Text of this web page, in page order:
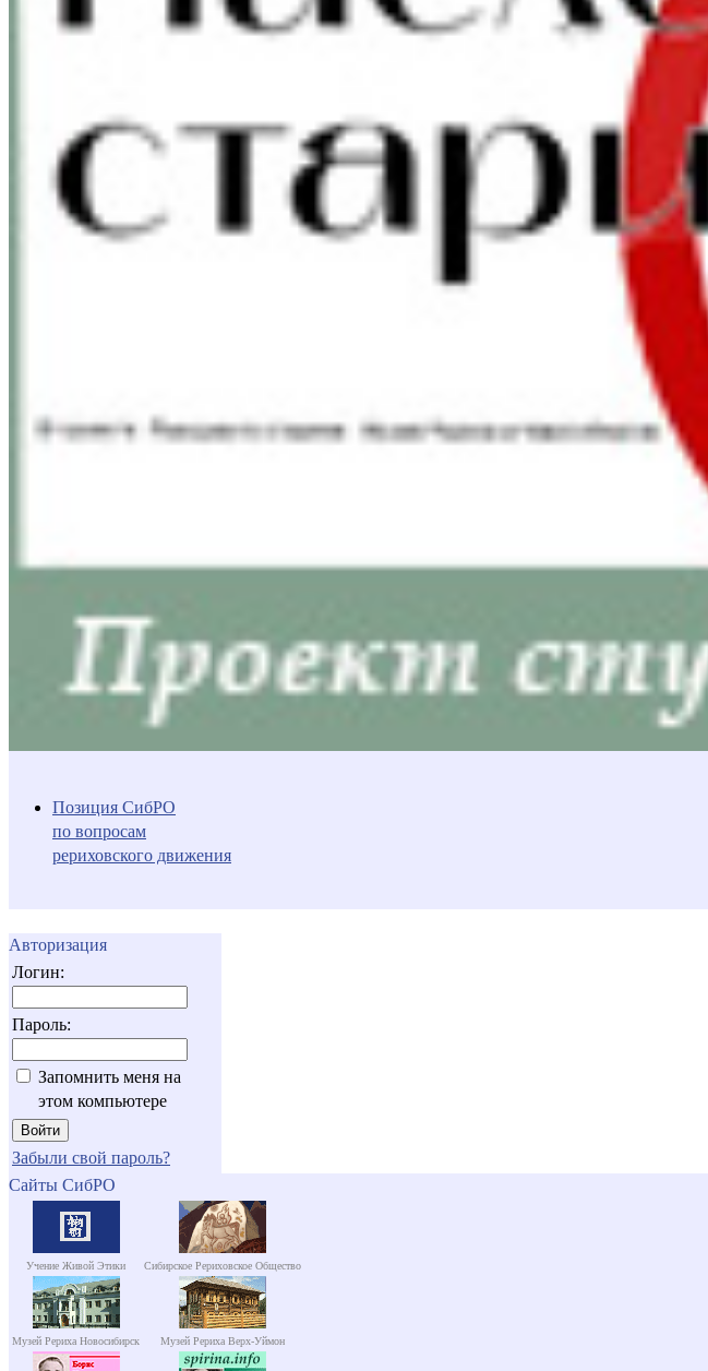
Позиция СибРО
по вопросам
рериховского движения
Авторизация
Логин:
Пароль:
Запомнить меня на
этом компьютере
Забыли свой пароль?
Сайты СибРО
Учение Живой Этики Сибирское Рериховское Общество
Музей Рериха Новосибирск Музей Рериха Верх-Уймон